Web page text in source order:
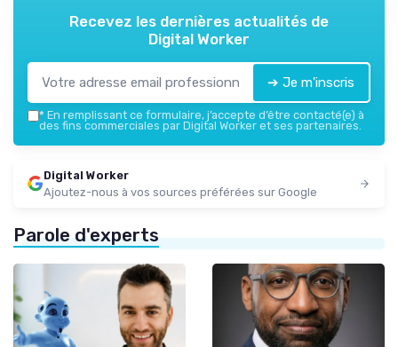
Recevez les dernières actualités de
Digital Worker
➔ Je m'inscris
* En remplissant ce formulaire, j’accepte d’être contacté(e) à
des fins commerciales par Digital Worker et ses partenaires.
Digital Worker
Ajoutez-nous à vos sources préférées sur Google
Parole d'experts